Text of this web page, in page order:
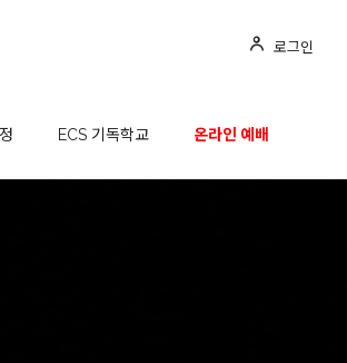
ECS 기독학교 온라인 예배